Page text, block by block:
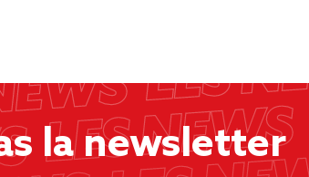
la newsletter